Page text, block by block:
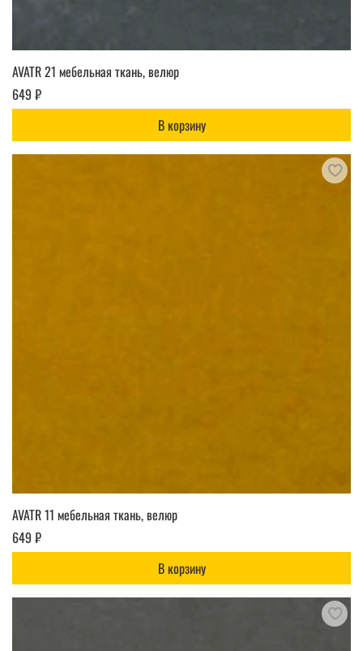
AVATR 21 мебельная ткань, велюр
649 ₽
В корзину
AVATR 11 мебельная ткань, велюр
649 ₽
В корзину